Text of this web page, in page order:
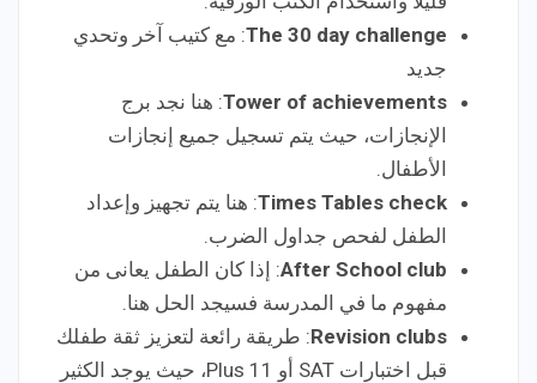
The 30 day challenge: مع كتيب آخر وتحدي
جديد
Tower of achievements: هنا نجد برج
الإنجازات، حيث يتم تسجيل جميع إنجازات
الأطفال.
Times Tables check: هنا يتم تجهيز وإعداد
الطفل لفحص جداول الضرب.
After School club: إذا كان الطفل يعانى من
مفهوم ما في المدرسة فسيجد الحل هنا.
Revision clubs: طريقة رائعة لتعزيز ثقة طفلك
قبل اختبارات SAT أو 11 Plus، حيث يوجد الكثير